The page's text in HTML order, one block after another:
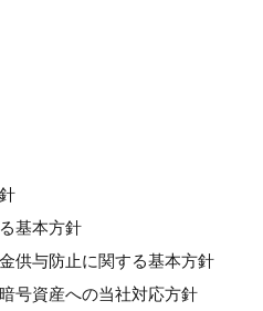
基本方針
供与防止に関する基本方針
号資産への当社対応方針